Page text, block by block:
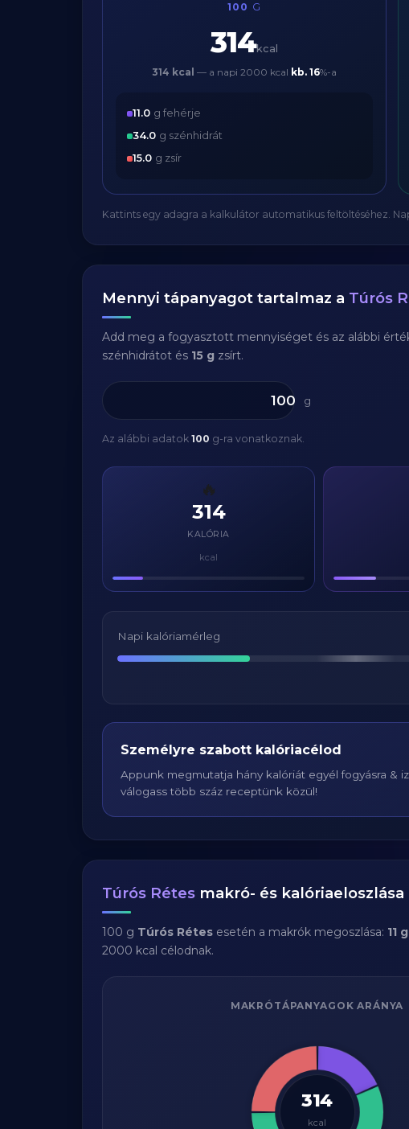
100 G
314kcal
314 kcal — a napi 2000 kcal kb. 16%-a
11.0 g fehérje
34.0 g szénhidrát
15.0 g zsír
Kattints egy adagra a kalkulátor automatikus feltöltéséhez.
Mennyi tápanyagot tartalmaz a Túrós
Add meg a fogyasztott mennyiséget és az alábbi
szénhidrátot és 15 g zsírt.
g
Az alábbi adatok 100 g-ra vonatkoznak.
🔥
314
KALÓRIA
kcal
Napi kalóriamérleg
Személyre szabott kalóriacélod
Appunk megmutatja hány kalóriát egyél fogyásra &
válogass több száz receptünk közül!
Túrós Rétes makró- és kalóriaeloszlása
100 g Túrós Rétes esetén a makrók megoszlása: 11
2000 kcal célodnak.
MAKRÓTÁPANYAGOK ARÁNYA
314
kcal